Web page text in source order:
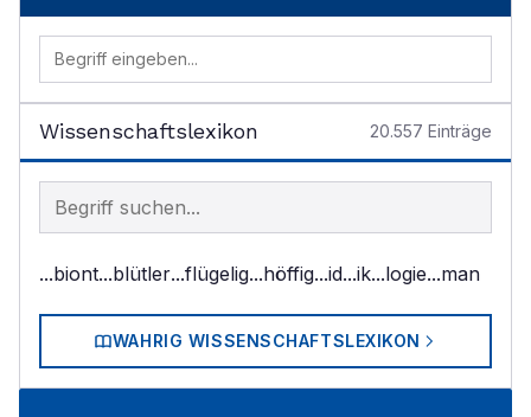
Wissenschaftslexikon 20.557 Einträge
Begriff im Lexikon suchen
...biont...blütler...flügelig...höffig...id...ik...logie...man
WAHRIG WISSENSCHAFTSLEXIKON